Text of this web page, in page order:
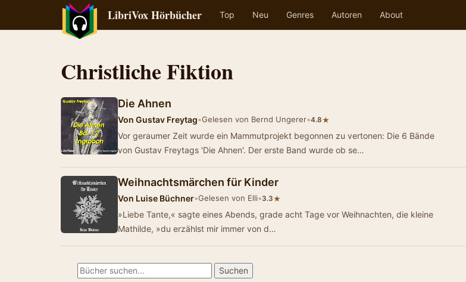
LibriVox Hörbücher Top Neu Genres Autoren About
Christliche Fiktion
Die Ahnen
Von Gustav Freytag•Gelesen von Bernd Ungerer•4.8★
Vor geraumer Zeit wurde ein Mammutprojekt begonnen zu vertonen: Die 6 Bände
von Gustav Freytags 'Die Ahnen'. Der erste Band wurde ob se…
Weihnachtsmärchen für Kinder
Von Luise Büchner•Gelesen von Elli•3.3★
»Liebe Tante,« sagte eines Abends, grade acht Tage vor Weihnachten, die kleine
Mathilde, »du erzählst mir immer von d…